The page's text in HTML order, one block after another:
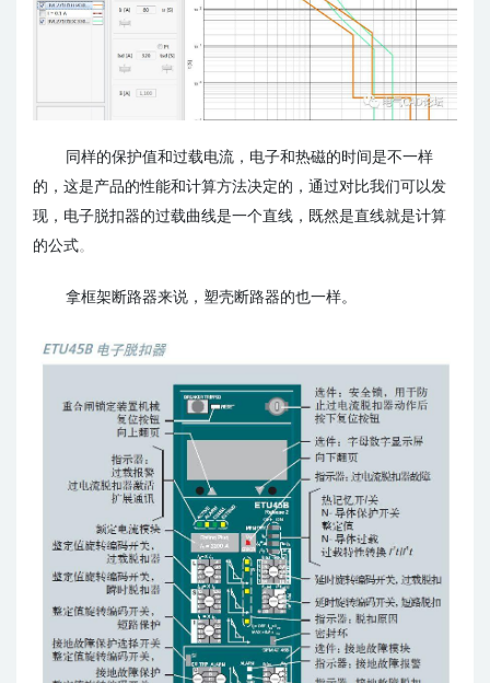
同样的保护值和过载电流，电子和热磁的时间是不一样
的，这是产品的性能和计算方法决定的，通过对比我们可以发
现，电子脱扣器的过载曲线是一个直线，既然是直线就是计算
的公式。
拿框架断路器来说，塑壳断路器的也一样。